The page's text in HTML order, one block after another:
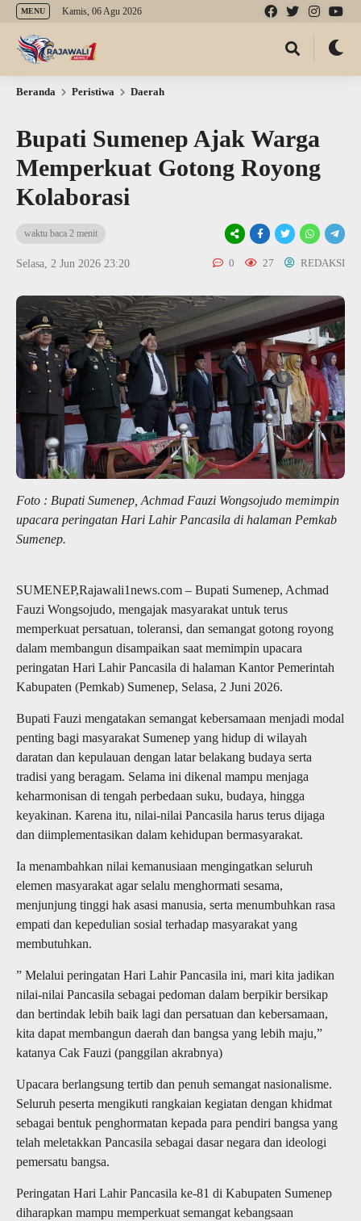
MENU Kamis, 06 Agu 2026
Beranda Peristiwa Daerah
Bupati Sumenep Ajak Warga
Memperkuat Gotong Royong
Kolaborasi
waktu baca 2 menit
Selasa, 2 Jun 2026 23:20 0 27 REDAKSI
Foto : Bupati Sumenep, Achmad Fauzi Wongsojudo memimpin
upacara peringatan Hari Lahir Pancasila di halaman Pemkab
Sumenep.
SUMENEP,Rajawali1news.com – Bupati Sumenep, Achmad
Fauzi Wongsojudo, mengajak masyarakat untuk terus
memperkuat persatuan, toleransi, dan semangat gotong royong
dalam membangun disampaikan saat memimpin upacara
peringatan Hari Lahir Pancasila di halaman Kantor Pemerintah
Kabupaten (Pemkab) Sumenep, Selasa, 2 Juni 2026.
Bupati Fauzi mengatakan semangat kebersamaan menjadi modal
penting bagi masyarakat Sumenep yang hidup di wilayah
daratan dan kepulauan dengan latar belakang budaya serta
tradisi yang beragam. Selama ini dikenal mampu menjaga
keharmonisan di tengah perbedaan suku, budaya, hingga
keyakinan. Karena itu, nilai-nilai Pancasila harus terus dijaga
dan diimplementasikan dalam kehidupan bermasyarakat.
Ia menambahkan nilai kemanusiaan mengingatkan seluruh
elemen masyarakat agar selalu menghormati sesama,
menjunjung tinggi hak asasi manusia, serta menumbuhkan rasa
empati dan kepedulian sosial terhadap masyarakat yang
membutuhkan.
” Melalui peringatan Hari Lahir Pancasila ini, mari kita jadikan
nilai-nilai Pancasila sebagai pedoman dalam berpikir bersikap
dan bertindak lebih baik lagi dan persatuan dan kebersamaan,
kita dapat membangun daerah dan bangsa yang lebih maju,”
katanya Cak Fauzi (panggilan akrabnya)
Upacara berlangsung tertib dan penuh semangat nasionalisme.
Seluruh peserta mengikuti rangkaian kegiatan dengan khidmat
sebagai bentuk penghormatan kepada para pendiri bangsa yang
telah meletakkan Pancasila sebagai dasar negara dan ideologi
pemersatu bangsa.
Peringatan Hari Lahir Pancasila ke-81 di Kabupaten Sumenep
diharapkan mampu memperkuat semangat kebangsaan